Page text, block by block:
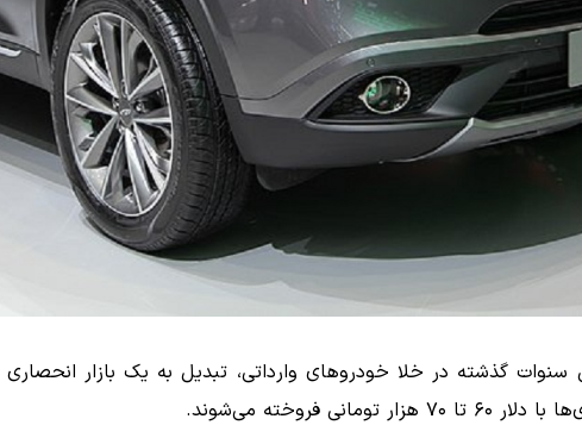
گذشته در خلا خودروهای وارداتی، تبدیل به یک بازار انحصاری
فروخته می‌شوند.